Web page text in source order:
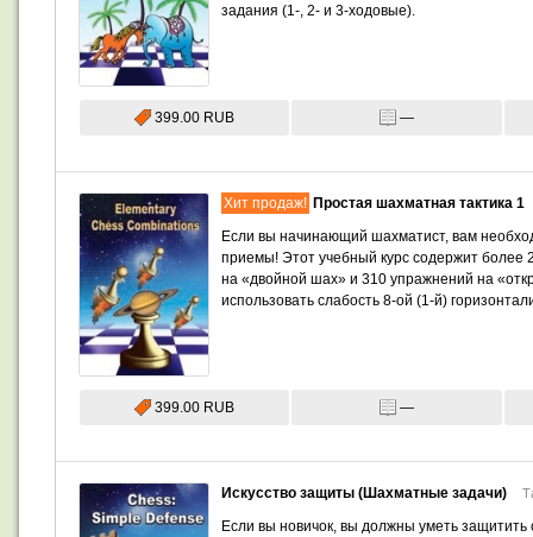
задания (1-, 2- и 3-ходовые).
399.00 RUB —
Хит продаж! Простая шахматная тактика 1
Если вы начинающий шахматист, вам
приемы! Этот учебный курс содержит более
на «двойной шах» и 310 упражнений на
использовать слабость 8-ой (1-й)
399.00 RUB —
Искусство защиты (Шахматные задачи)
Если вы новичок, вы должны уметь защитить